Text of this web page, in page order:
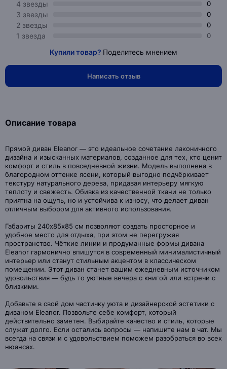
4 звезды 0
3 звезды 0
2 звезды 0
1 звезда 0
Купили товар? Поделитесь мнением
Написать отзыв
Описание товара
Прямой диван Eleanor — это идеальное сочетание лаконичного
дизайна и изысканных материалов, созданное для тех, кто ценит
комфорт и стиль в повседневной жизни. Модель выполнена в
благородном оттенке ясени, который выгодно подчёркивает
текстуру натурального дерева, придавая интерьеру мягкую
теплоту и свежесть. Обивка из качественной ткани не только
приятна на ощупь, но и устойчива к износу, что делает диван
отличным выбором для активного использования.
Габариты 240х85х85 см позволяют создать просторное и
удобное место для отдыха, при этом не перегружая
пространство. Чёткие линии и продуманные формы дивана
Eleanor гармонично впишутся в современный минималистичный
интерьер или станут стильным акцентом в классическом
помещении. Этот диван станет вашим ежедневным источником
удовольствия — будь то уютные вечера с книгой или встречи с
близкими.
Добавьте в свой дом частичку уюта и дизайнерской эстетики с
диваном Eleanor. Позвольте себе комфорт, который
действительно заметен. Выбирайте качество и стиль, которые
служат долго. Если остались вопросы — напишите нам в чат. Мы
всегда на связи и с удовольствием поможем разобраться во всех
нюансах.